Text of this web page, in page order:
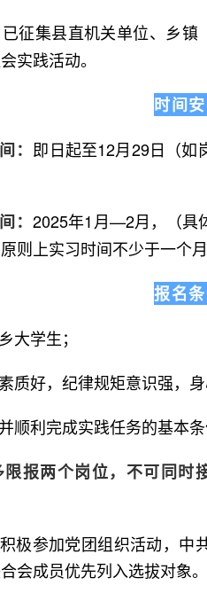
征集县直机关单位、乡镇
实践活动。
时间
： 即日起至12月29日（如
：2025年1月—2月，（具
则上实习时间不少于一个月
报名
大学生；
质好，纪律规矩意识强，身
顺利完成实践任务的基本条
报两个岗位，不可同时
极参加党团组织活动，中
会成员优先列入选拔对象。